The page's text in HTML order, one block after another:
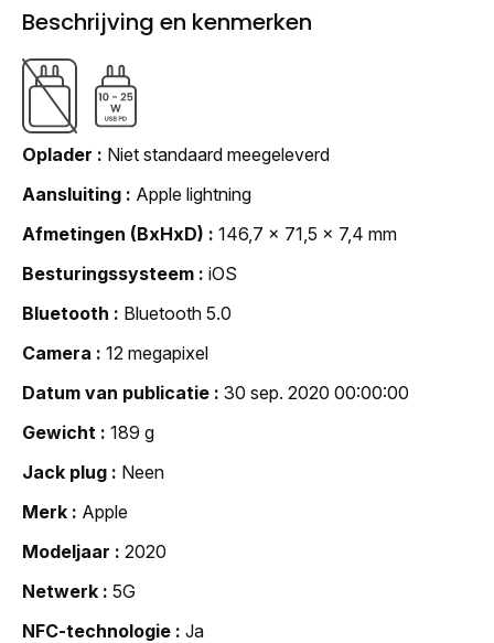
Beschrijving en kenmerken
Oplader
Niet standaard meegeleverd
Aansluiting
Apple lightning
Afmetingen (BxHxD)
146,7 x 71,5 x 7,4 mm
Besturingssysteem
iOS
Bluetooth
Bluetooth 5.0
Camera
12 megapixel
Datum van publicatie
30 sep. 2020 00:00:00
Gewicht
189 g
Jack plug
Neen
Merk
Apple
Modeljaar
2020
Netwerk
5G
NFC-technologie
Ja